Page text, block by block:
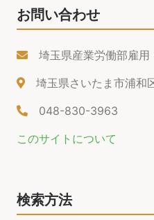
お問い合わせ
埼玉県産業労働部雇用
埼玉県さいたま市浦和
048-830-3963
このサイトについて
検索方法